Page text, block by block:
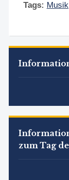
Tags: Musik
zum Tag